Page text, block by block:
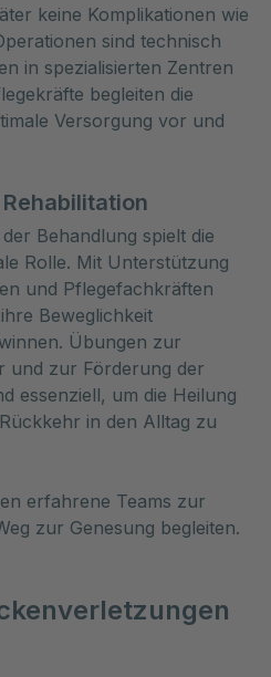
keine Komplikationen wie
sind technisch
in spezialisierten Zentren
begleiten die
Versorgung vor und
Behandlung spielt die
Rolle. Mit Unterstützung
und Pflegefachkräften
Beweglichkeit
Übungen zur
und zur Förderung der
essenziell, um die Heilung
in den Alltag zu
erfahrene Teams zur
zur Genesung begleiten.